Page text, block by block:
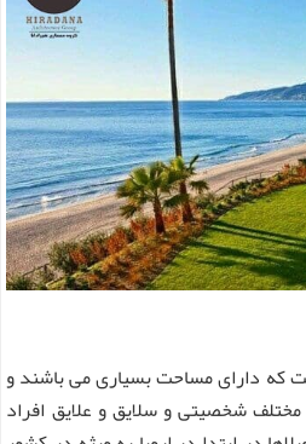
که دارای مساحت بسیاری می باشند و
شخصیتی و سلایق و علایق افراد